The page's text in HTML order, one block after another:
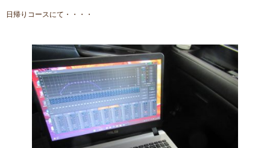
日帰りコースにて・・・・